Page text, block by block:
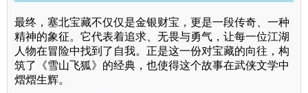
最终，塞北宝藏不仅仅是金银财宝，更是一段传奇、一种
精神的象征。它代表着追求、无畏与勇气，让每一位江湖
人物在冒险中找到了自我。正是这一份对宝藏的向往，构
筑了《雪山飞狐》的经典，也使得这个故事在武侠文学中
熠熠生辉。